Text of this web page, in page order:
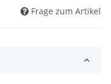
Frage zum Artikel